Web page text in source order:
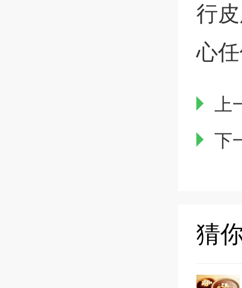
行
心
上
下
猜